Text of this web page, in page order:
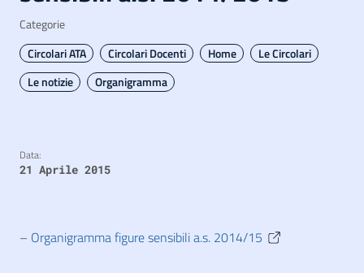
Categorie
Circolari ATA
Circolari Docenti Home
Le Circolari
Le notizie
Organigramma
Data:
21 Aprile 2015
– Organigramma figure sensibili a.s. 2014/15